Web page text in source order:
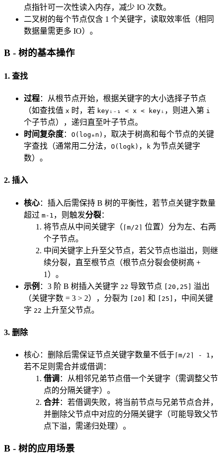
点指针可一次性读入内存，减少 IO 次数。
二叉树的每个节点仅含 1 个关键字，读取效率低（相同
数据量需更多 IO）。
B - 树的基本操作
1. 查找
过程：从根节点开始，根据关键字的大小选择子节点
（如查找值 x 时，若 keyᵢ₋₁ < x < keyᵢ ，则进入第 i
个子节点），递归直至叶子节点。
时间复杂度： O(logₘn) ，取决于树高和每个节点的关键
字查找（通常用二分法， O(logk) ， k 为节点关键字
数）。
2. 插入
核心：插入后需保持 B 树的平衡性，若节点关键字数量
超过 m-1 ，则触发分裂：
将节点从中间关键字（ ⌈m/2⌉ 位置）分为左、右两
个子节点。
中间关键字上升至父节点，若父节点也溢出，则继
续分裂，直至根节点（根节点分裂会使树高 +
1）。
示例 ：3 阶 B 树插入关键字 22 导致节点 [20,25] 溢出
（关键字数 = 3 > 2），分裂为 [20] 和 [25] ，中间关键
字 22 上升至父节点。
3. 删除
核心：删除后需保证节点关键字数量不低于 ⌈m/2⌉ - 1 ，
若不足则需合并或借调：
借调 ：从相邻兄弟节点借一个关键字（需调整父节
点的分隔关键字）。
合并：若借调失败，将当前节点与兄弟节点合并，
并删除父节点中对应的分隔关键字（可能导致父节
点下溢，需递归处理）。
B - 树的应用场景